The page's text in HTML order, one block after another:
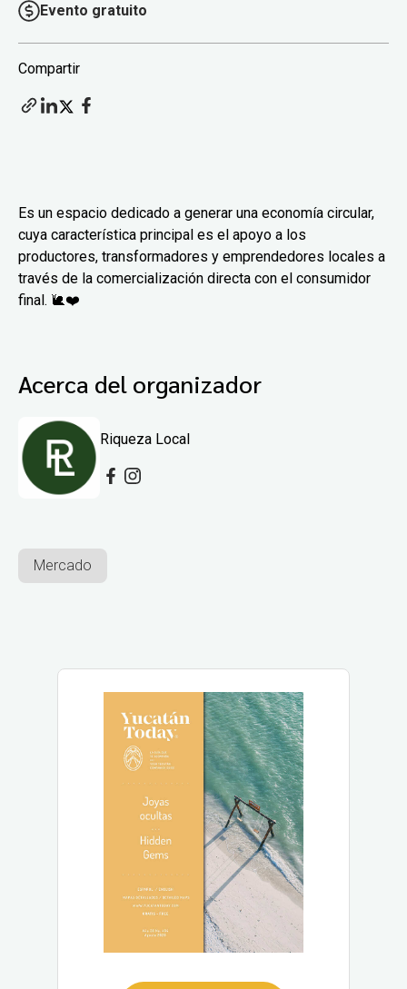
Evento gratuito
Compartir
Es un espacio dedicado a generar una economía circular,
cuya característica principal es el apoyo a los
productores, transformadores y emprendedores locales a
través de la comercialización directa con el consumidor
final. 🐌❤️
Acerca del organizador
Riqueza Local
Mercado